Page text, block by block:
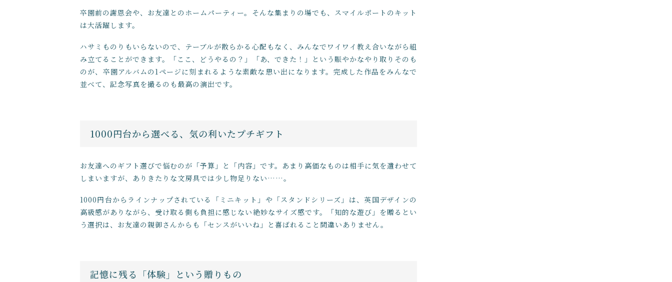
卒園前の謝恩会や、お友達とのホームパーティー。そんな集まりの場でも、スマイルポートのキット
は大活躍します。
ハサミものりもいらないので、テーブルが散らかる心配もなく、みんなでワイワイ教え合いながら組
み立てることができます。「ここ、どうやるの？」「あ、できた！」という賑やかなやり取りそのも
のが、卒園アルバムの1ページに刻まれるような素敵な思い出になります。完成した作品をみんなで
並べて、記念写真を撮るのも最高の演出です。
1000円台から選べる、気の利いたプチギフト
お友達へのギフト選びで悩むのが「予算」と「内容」です。あまり高価なものは相手に気を遣わせて
しまいますが、ありきたりな文房具では少し物足りない……。
1000円台からラインナップされている「ミニキット」や「スタンドシリーズ」は、英国デザインの
高級感がありながら、受け取る側も負担に感じない絶妙なサイズ感です。「知的な遊び」を贈るとい
う選択は、お友達の親御さんからも「センスがいいね」と喜ばれること間違いありません。
記憶に残る「体験」という贈りもの